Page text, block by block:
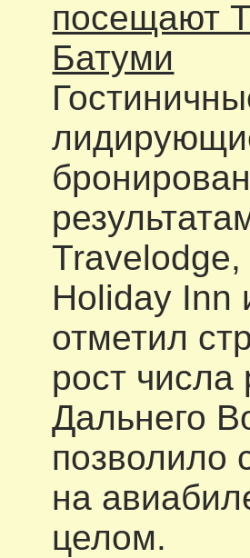
посещают
Батуми
Holiday Inn
отметил
рост числа
Дальнего
позволило
на
целом.